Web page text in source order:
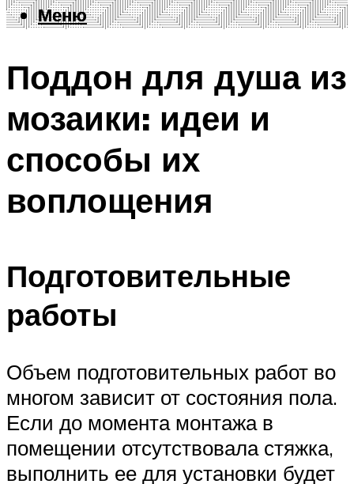
Меню
Меню
Поддон для душа из
мозаики: идеи и
способы их
воплощения
Подготовительные
работы
Объем подготовительных работ во
многом зависит от состояния пола.
Если до момента монтажа в
помещении отсутствовала стяжка,
выполнить ее для установки будет